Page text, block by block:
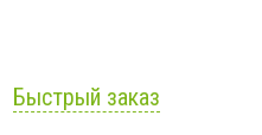
Быстрый заказ